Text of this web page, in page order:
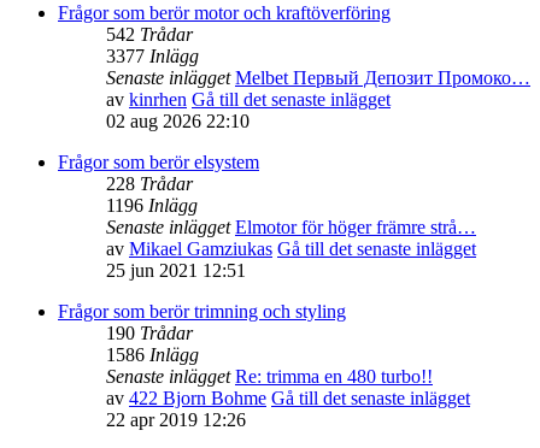
Frågor som berör motor och kraftöverföring
542 Trådar
3377 Inlägg
Senaste inlägget Melbet Первый Депозит Промоко…
av kinrhen Gå till det senaste inlägget
02 aug 2026 22:10
Frågor som berör elsystem
228 Trådar
1196 Inlägg
Senaste inlägget Elmotor för höger främre strå…
av Mikael Gamziukas Gå till det senaste inlägget
25 jun 2021 12:51
Frågor som berör trimning och styling
190 Trådar
1586 Inlägg
Senaste inlägget Re: trimma en 480 turbo!!
av 422 Bjorn Bohme Gå till det senaste inlägget
22 apr 2019 12:26